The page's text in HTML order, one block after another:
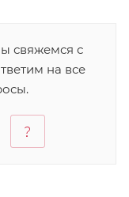
свяжемся с
на все